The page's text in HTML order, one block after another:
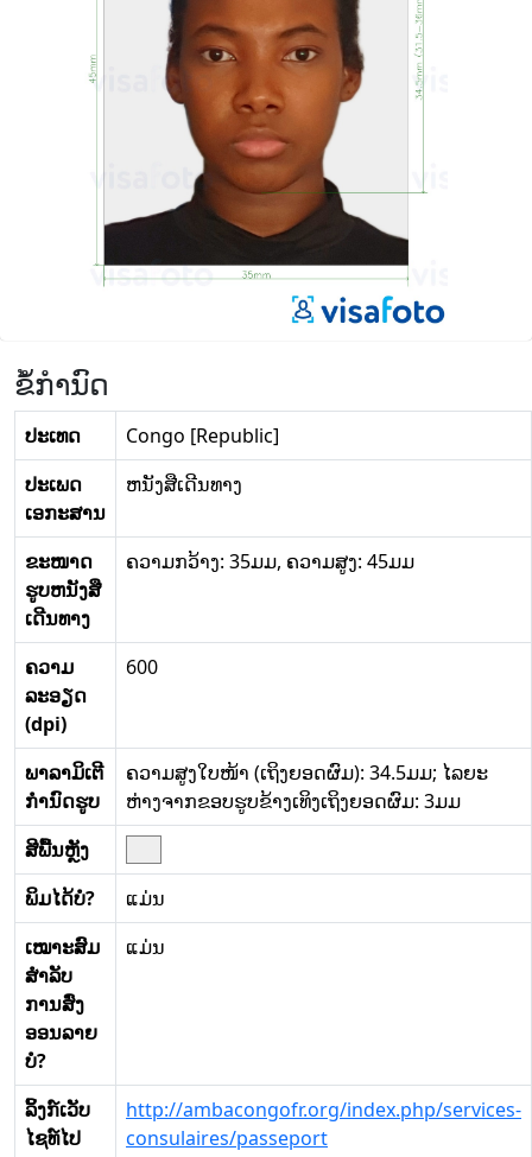
ຂໍ້ກໍານົດ
ປະເທດ
Congo [Republic]
ປະເພດ
ເອກະສານ
ຫນັງສືເດີນທາງ
ຂະໜາດ
ຮູບຫນັງສື
ເດີນທາງ
ຄວາມກວ້າງ: 35ມມ, ຄວາມສູງ: 45ມມ
ຄວາມ
ລະອຽດ
(dpi)
600
ພາລາມິເຕີ
ກໍານົດຮູບ
ຄວາມສູງໃບໜ້າ (ເຖິງຍອດຜົມ): 34.5ມມ; ໄລຍະ
ຫ່າງຈາກຂອບຮູບຂ້າງເທິງເຖິງຍອດຜົມ: 3ມມ
ສີພື້ນຫຼັງ
ພິມໄດ້ບໍ?
ແມ່ນ
ເໝາະສົມ
ສໍາລັບ
ການສົ່ງ
ອອນລາຍ
ບໍ?
ແມ່ນ
ລິ້ງກ໌ເວັບ
ໄຊທ໌ໄປ
http://ambacongofr.org/index.php/services-
consulaires/passeport